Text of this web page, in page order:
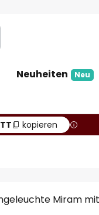
Neuheiten Neu
kopieren
Miram